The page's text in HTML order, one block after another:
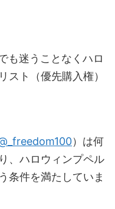
も迷うことなくハロ
スト（優先購入権）
）は何
、ハロウィンプペル
条件を満たしていま